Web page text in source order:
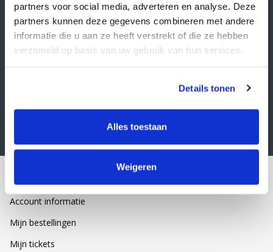
partners voor social media, adverteren en analyse. Deze
partners kunnen deze gegevens combineren met andere
informatie die u aan ze heeft verstrekt of die ze hebben
verzameld op basis van uw gebruik van hun services.
Details tonen
Alles toestaan
Weigeren
Privacy statement
Klacht indienen
Nieuwsbrief
Account informatie
Mijn bestellingen
Mijn tickets